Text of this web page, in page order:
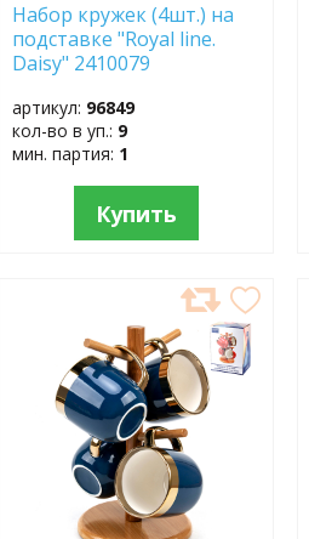
Набор кружек (4шт.) на
подставке "Royal line.
Daisy" 2410079
артикул: 96849
кол-во в уп.: 9
мин. партия: 1
Купить
ИЗБРАННОЕ